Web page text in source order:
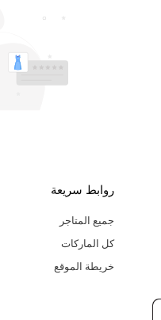
روابط سريعة
جميع المتاجر
كل الماركات
خريطة الموقع